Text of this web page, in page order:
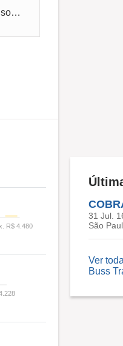
Rigoroso e até no momento de entrar na empresa já está sendo avaliado. Vestimentas sociais ou esporte social, conversas alheias, desatenção,...
31 Jul.
São
Ver
Buss